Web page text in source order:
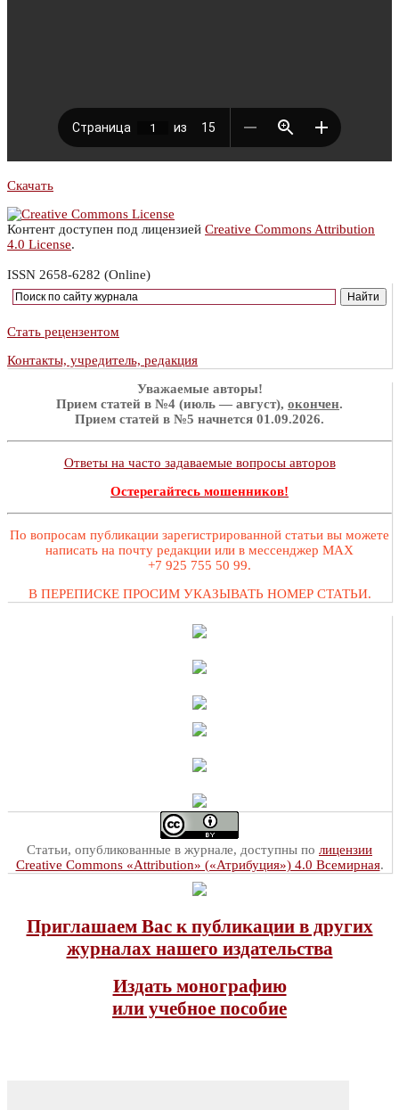
Скачать
Контент доступен под лицензией Creative Commons Attribution
4.0 License.
ISSN 2658-6282 (Online)
Стать рецензентом
Контакты, учредитель, редакция
Уважаемые авторы!
Прием статей в №4 (июль — август), окончен.
Прием статей в №5 начнется 01.09.2026.
Ответы на часто задаваемые вопросы авторов
Остерегайтесь мошенников!
По вопросам публикации зарегистрированной статьи вы можете
написать на почту редакции или в мессенджер MAX
+7 925 755 50 99.
В ПЕРЕПИСКЕ ПРОСИМ УКАЗЫВАТЬ НОМЕР СТАТЬИ.
Статьи, опубликованные в журнале, доступны по лицензии
Creative Commons «Attribution» («Атрибуция») 4.0 Всемирная.
Приглашаем Вас к публикации в других
журналах нашего издательства
Издать монографию
или учебное пособие